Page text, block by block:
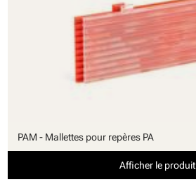
PAM - Mallettes pour repères PA
Afficher le produit